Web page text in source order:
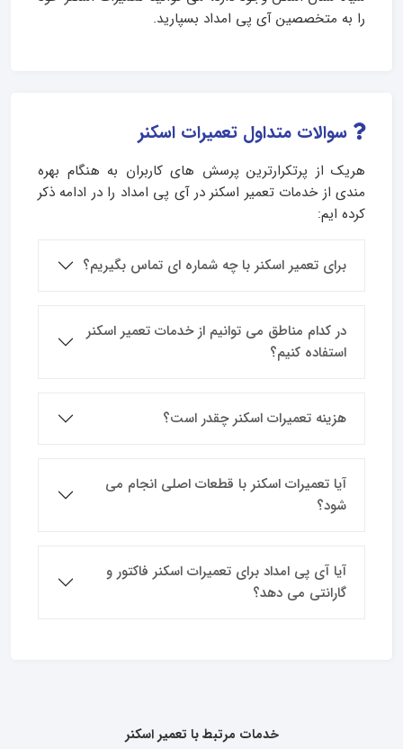
را به متخصصین آی پی امداد بسپارید.
سوالات متداول تعمیرات اسکنر
هریک از پرتکرارترین پرسش های کاربران به هنگام بهره
مندی از خدمات تعمیر اسکنر در آی پی امداد را در ادامه ذکر
کرده ایم:
برای تعمیر اسکنر با چه شماره ای تماس بگیریم؟
در کدام مناطق می توانیم از خدمات تعمیر اسکنر
استفاده کنیم؟
هزینه تعمیرات اسکنر چقدر است؟
آیا تعمیرات اسکنر با قطعات اصلی انجام می
شود؟
آیا آی پی امداد برای تعمیرات اسکنر فاکتور و
گارانتی می دهد؟
خدمات مرتبط با تعمیر اسکنر